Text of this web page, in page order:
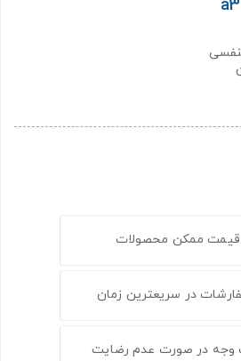
قیمت ممکن محصولات
در سریعترین زمان
وجه در صورت عدم رضایت